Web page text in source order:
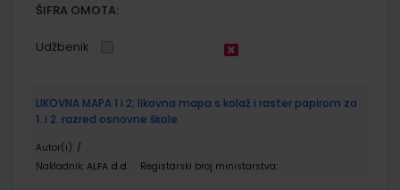
ŠIFRA OMOTA:
Udžbenik
LIKOVNA MAPA 1 i 2; likovna mapa s kolaž i raster papirom za
1. i 2. razred osnovne škole
Autor(i): /
Nakladnik: ALFA d.d. Registarski broj ministarstva: